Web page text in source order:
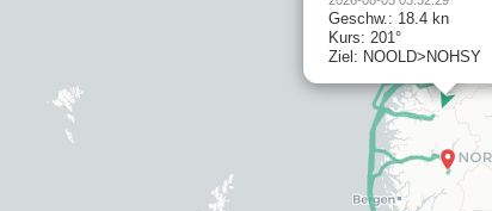
Geschw.: 18.4 kn
Kurs: 201°
Ziel: NOOLD>NOHSY